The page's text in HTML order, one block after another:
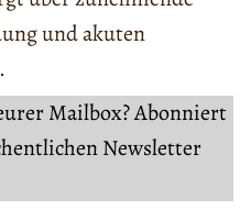
und akuten
Mailbox? Abonniert
Newsletter